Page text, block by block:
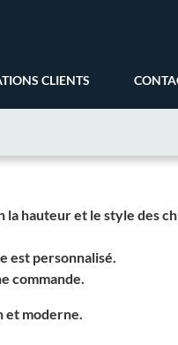
CLIENTS
la hauteur et le style des
est personnalisé.
commande.
et moderne.